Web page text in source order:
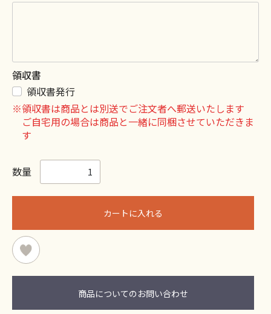
領収書
領収書発行
※領収書は商品とは別送でご注文者へ郵送いたします
ご自宅用の場合は商品と一緒に同梱させていただきま
す
数量
カートに入れる
商品についてのお問い合わせ